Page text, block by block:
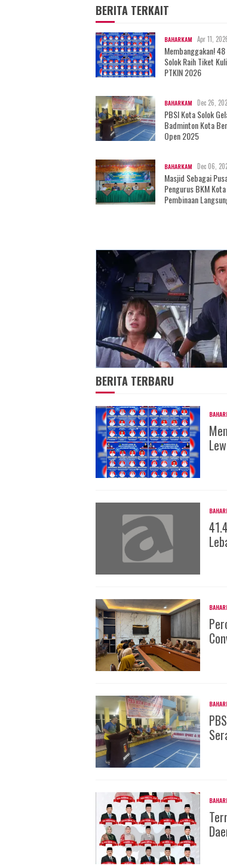
BERITA TERKAIT
BAHARKAM Apr 11,
Membanggakan!
Solok Raih Tiket
PTKIN 2026
BAHARKAM Dec 26,
PBSI Kota Solok
Badminton Kota
Open 2025
BAHARKAM Dec 06,
Masjid Sebagai
Pengurus BKM
Pembinaan
BERITA TERBARU